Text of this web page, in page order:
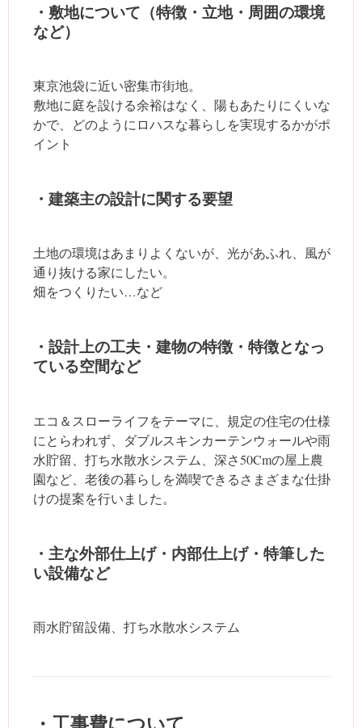
・敷地について（特徴・立地・周囲の環境
など）
東京池袋に近い密集市街地。
敷地に庭を設ける余裕はなく、陽もあたりにくいな
かで、どのようにロハスな暮らしを実現するかがポ
イント
・建築主の設計に関する要望
土地の環境はあまりよくないが、光があふれ、風が
通り抜ける家にしたい。
畑をつくりたい…など
・設計上の工夫・建物の特徴・特徴となっ
ている空間など
エコ＆スローライフをテーマに、規定の住宅の仕様
にとらわれず、ダブルスキンカーテンウォールや雨
水貯留、打ち水散水システム、深さ50Cmの屋上農
園など、老後の暮らしを満喫できるさまざまな仕掛
けの提案を行いました。
・主な外部仕上げ・内部仕上げ・特筆した
い設備など
雨水貯留設備、打ち水散水システム